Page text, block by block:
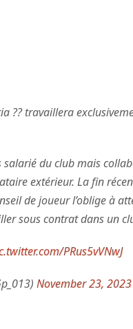
?? travaillera
salarié du club mais
extérieur. La fin
de joueur l’oblige à
sous contrat dans un
PRus5vVNwJ
November 23, 2023